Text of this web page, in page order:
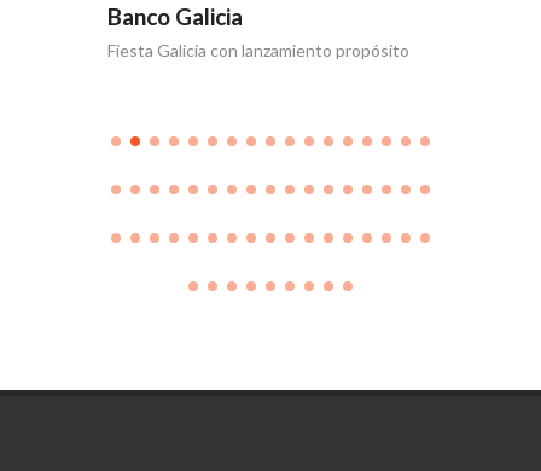
Banco Galicia
Fiesta Galicia con lanzamiento propósito